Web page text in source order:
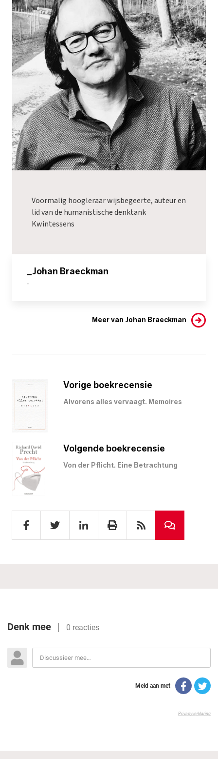
Voormalig hoogleraar wijsbegeerte, auteur en
lid van de humanistische denktank
Kwintessens
_Johan Braeckman
-
Meer van Johan Braeckman
Vorige boekrecensie
Alvorens alles vervaagt. Memoires
Volgende boekrecensie
Von der Pflicht. Eine Betrachtung